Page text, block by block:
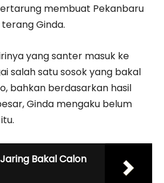
membuat Pekanbaru
Ginda.
yang santer masuk ke
salah satu sosok yang bakal
bahkan berdasarkan hasil
Ginda mengaku belum
Jaring Bakal Calon